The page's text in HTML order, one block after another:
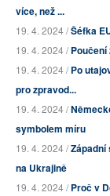
více, než ...
19. 4. 2024 /Šéfka
19. 4. 2024 /
19. 4. 2024 /Po
pro zpravod...
19. 4. 2024 /
symbolem míru
19. 4. 2024 /
na Ukrajině
19. 4. 2024 /Proč v